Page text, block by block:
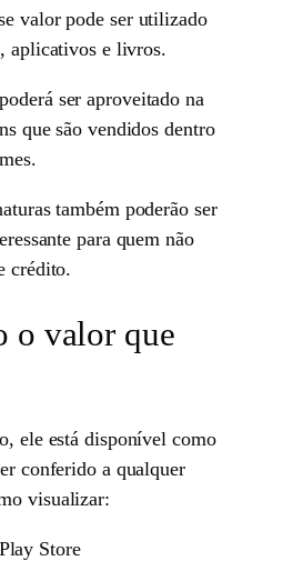
valor pode ser utilizado
aplicativos e livros.
ser aproveitado na
que são vendidos dentro
também poderão ser
para quem não
crédito.
o valor que
ele está disponível como
conferido a qualquer
visualizar:
Store